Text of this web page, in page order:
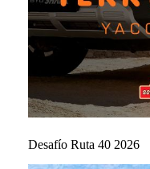
Desafío Ruta 40 2026